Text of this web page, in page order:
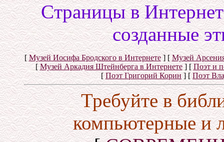
Cтраницы в
созданные
[Музей Иосифа Бродского в Интернете] [ Музей
[Музей Аркадия Штейнберга в Интернете] [ Поэт и
[Поэт Григорий Корин] [Поэт
Требуйте в
компьютерные и